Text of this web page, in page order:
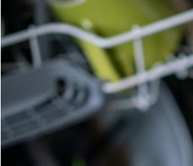
Pofuduk Yumurtalı
Tarifi